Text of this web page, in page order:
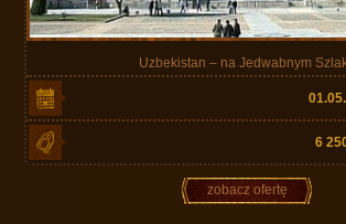
Uzbekistan – na Jedwabnym
6
zobacz ofertę